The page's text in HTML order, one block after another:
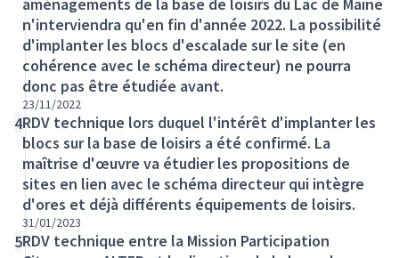
n'interviendra qu'en fin d'année 2022. La possibilité
d'implanter les blocs d'escalade sur le site (en
cohérence avec le schéma directeur) ne pourra
donc pas être étudiée avant.
23/11/2022
4RDV technique lors duquel l'intérêt d'implanter les
blocs sur la base de loisirs a été confirmé. La
maîtrise d'œuvre va étudier les propositions de
sites en lien avec le schéma directeur qui intègre
d'ores et déjà différents équipements de loisirs.
31/01/2023
5RDV technique entre la Mission Participation